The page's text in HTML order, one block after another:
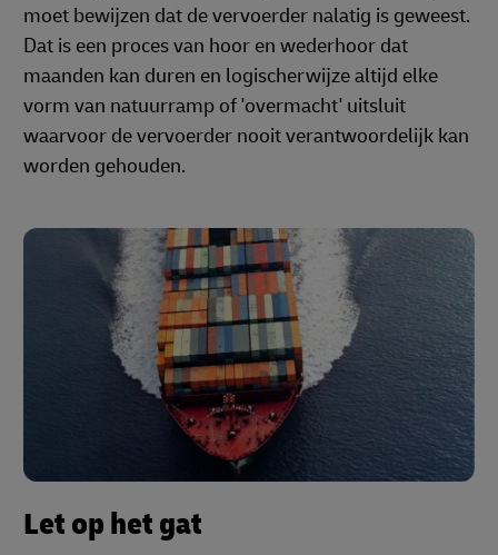
moet bewijzen dat de vervoerder nalatig is geweest.
Dat is een proces van hoor en wederhoor dat
maanden kan duren en logischerwijze altijd elke
vorm van natuurramp of 'overmacht' uitsluit
waarvoor de vervoerder nooit verantwoordelijk kan
worden gehouden.
Let op het gat